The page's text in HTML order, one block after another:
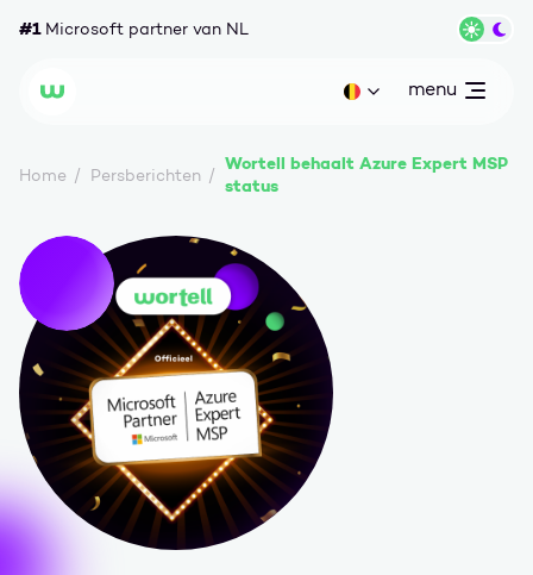
#1Microsoft partner van NL
Wortell Huidige taal: be
open
menu
Home Persberichten
Wortell behaalt Azure Expert MSP
status